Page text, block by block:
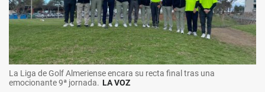
La Liga de Golf Almeriense encara su recta final tras una
emocionante 9ª jornada. LA VOZ